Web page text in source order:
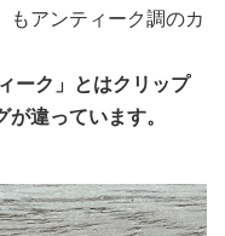
もアンティーク調のカ
ーク」とはクリップ
違っています。